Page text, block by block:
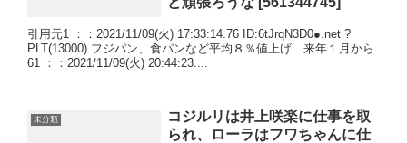
引用元1 ：：2021/11/09(火) 17:33:14.76 ID:6tJrqN3D0●.net ?
PLT(13000) フジパン、食パンなど平均８％値上げ…来年１月から
61 ：：2021/11/09(火) 20:44:23....
未分類
コジルリは井上咲楽に仕事を取
られ、ローラはフワちゃんに仕